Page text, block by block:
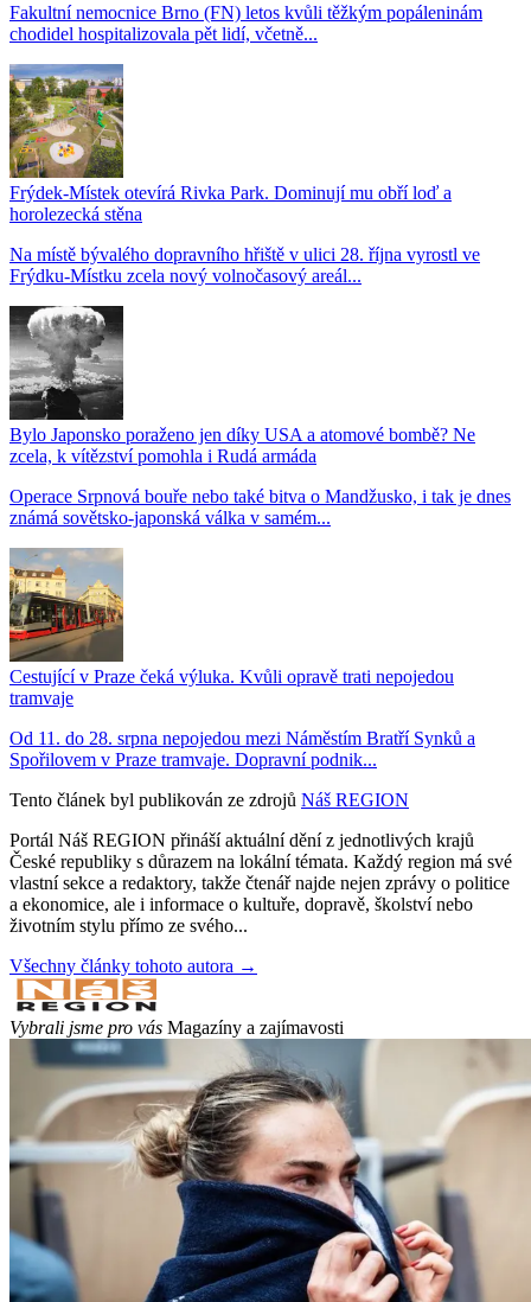
Fakultní nemocnice Brno (FN) letos kvůli těžkým popáleninám
chodidel hospitalizovala pět lidí, včetně...
Frýdek-Místek otevírá Rivka Park. Dominují mu obří loď a
horolezecká stěna
Na místě bývalého dopravního hřiště v ulici 28. října vyrostl ve
Frýdku-Místku zcela nový volnočasový areál...
Bylo Japonsko poraženo jen díky USA a atomové bombě? Ne
zcela, k vítězství pomohla i Rudá armáda
Operace Srpnová bouře nebo také bitva o Mandžusko, i tak je dnes
známá sovětsko-japonská válka v samém...
Cestující v Praze čeká výluka. Kvůli opravě trati nepojedou
tramvaje
Od 11. do 28. srpna nepojedou mezi Náměstím Bratří Synků a
Spořilovem v Praze tramvaje. Dopravní podnik...
Tento článek byl publikován ze zdrojů Náš REGION
Portál Náš REGION přináší aktuální dění z jednotlivých krajů
České republiky s důrazem na lokální témata. Každý region má své
vlastní sekce a redaktory, takže čtenář najde nejen zprávy o politice
a ekonomice, ale i informace o kultuře, dopravě, školství nebo
životním stylu přímo ze svého...
Všechny články tohoto autora →
Vybrali jsme pro vás Magazíny a zajímavosti